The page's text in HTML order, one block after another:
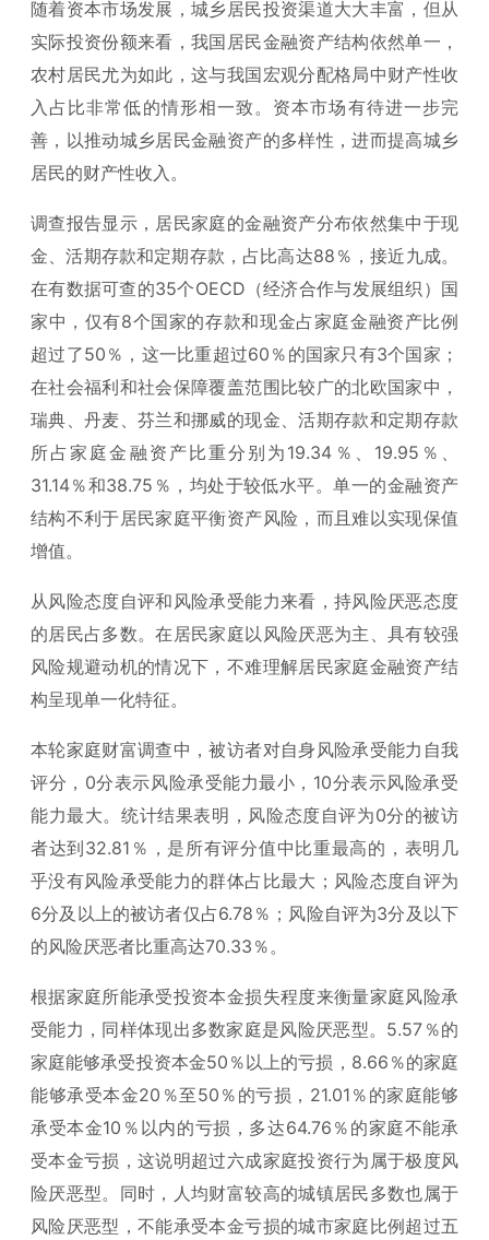
随着资本市场发展，城乡居民投资渠道大大丰富，但从
实际投资份额来看，我国居民金融资产结构依然单一，
农村居民尤为如此，这与我国宏观分配格局中财产性收
入占比非常低的情形相一致。资本市场有待进一步完
善，以推动城乡居民金融资产的多样性，进而提高城乡
居民的财产性收入。
调查报告显示，居民家庭的金融资产分布依然集中于现
金、活期存款和定期存款，占比高达88％，接近九成。
在有数据可查的35个OECD（经济合作与发展组织）国
家中，仅有8个国家的存款和现金占家庭金融资产比例
超过了50％，这一比重超过60％的国家只有3个国家；
在社会福利和社会保障覆盖范围比较广的北欧国家中，
瑞典、丹麦、芬兰和挪威的现金、活期存款和定期存款
所占家庭金融资产比重分别为19.34％、19.95％、
31.14％和38.75％，均处于较低水平。单一的金融资产
结构不利于居民家庭平衡资产风险，而且难以实现保值
增值。
从风险态度自评和风险承受能力来看，持风险厌恶态度
的居民占多数。在居民家庭以风险厌恶为主、具有较强
风险规避动机的情况下，不难理解居民家庭金融资产结
构呈现单一化特征。
本轮家庭财富调查中，被访者对自身风险承受能力自我
评分，0分表示风险承受能力最小，10分表示风险承受
能力最大。统计结果表明，风险态度自评为0分的被访
者达到32.81％，是所有评分值中比重最高的，表明几
乎没有风险承受能力的群体占比最大；风险态度自评为
6分及以上的被访者仅占6.78％；风险自评为3分及以下
的风险厌恶者比重高达70.33％。
根据家庭所能承受投资本金损失程度来衡量家庭风险承
受能力，同样体现出多数家庭是风险厌恶型。5.57％的
家庭能够承受投资本金50％以上的亏损，8.66％的家庭
能够承受本金20％至50％的亏损，21.01％的家庭能够
承受本金10％以内的亏损，多达64.76％的家庭不能承
受本金亏损，这说明超过六成家庭投资行为属于极度风
险厌恶型。同时，人均财富较高的城镇居民多数也属于
风险厌恶型，不能承受本金亏损的城市家庭比例超过五